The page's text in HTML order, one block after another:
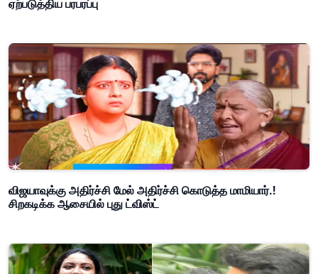
ஏற்படுத்திய பரபரப்பு
விஜயாவுக்கு அதிர்ச்சி மேல் அதிர்ச்சி கொடுத்த மாமியார்.!
சிறகடிக்க ஆசையில் புது ட்விஸ்ட்